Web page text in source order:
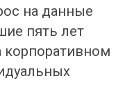
на данные
пять лет
корпоративном